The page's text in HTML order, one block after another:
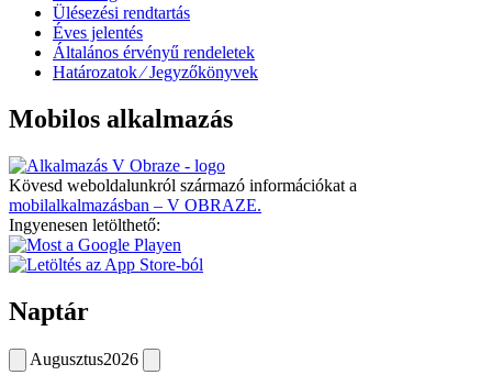
Ülésezési rendtartás
Éves jelentés
Általános érvényű rendeletek
Határozatok ⁄ Jegyzőkönyvek
Mobilos alkalmazás
Kövesd weboldalunkról származó információkat a
mobilalkalmazásban – V OBRAZE.
Ingyenesen letölthető:
Naptár
Augusztus2026